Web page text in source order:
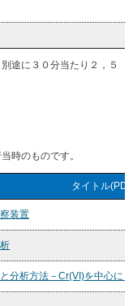
途に３０分当たり２，５
時のものです。
タイトル
装置
分析方法－Cr(VI)を中心に－